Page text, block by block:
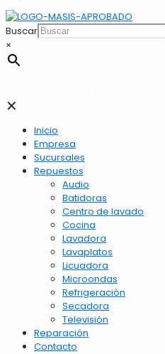
Buscar
×
✕
Inicio
Empresa
Sucursales
Repuestos
Audio
Batidoras
Centro de lavado
Cocina
Lavadora
Lavaplatos
Licuadora
Microondas
Refrigeración
Secadora
Televisión
Reparación
Contacto